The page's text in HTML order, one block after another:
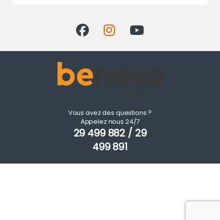
Vous avez des questions ?
Appelez nous 24/7
29 499 882 / 29
499 891